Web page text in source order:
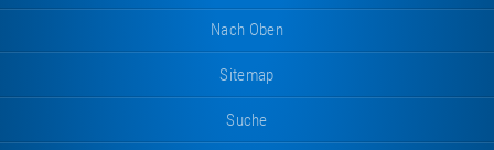
Nach Oben
Sitemap
Suche